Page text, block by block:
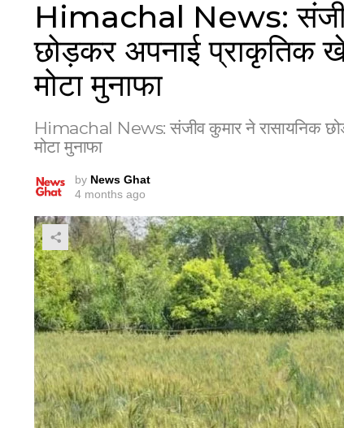
Himachal News:
छोड़कर अपनाई प्राकृतिक
मोटा मुनाफा
Himachal News: संजीव कुमार ने रासायनिक
मोटा मुनाफा
by News Ghat
4 months ago